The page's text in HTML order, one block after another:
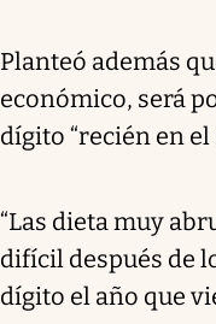
Planteó además
económico, será
dígito “recién en
“Las dieta muy
difícil después de
dígito el año que